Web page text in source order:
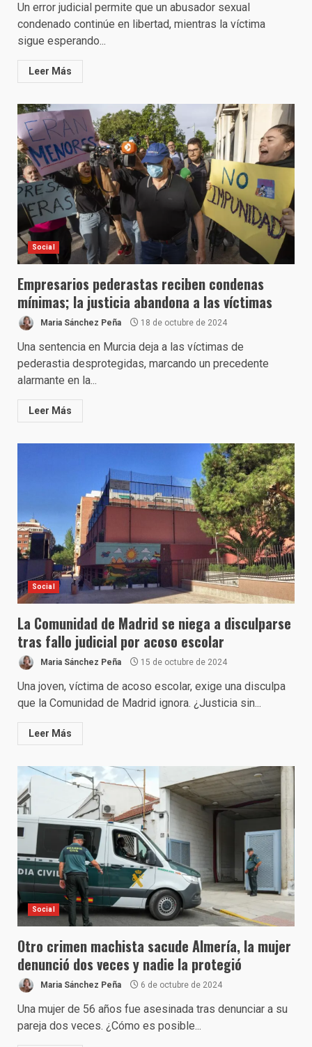
Un error judicial permite que un abusador sexual
condenado continúe en libertad, mientras la víctima
sigue esperando...
Leer Más
Social
Empresarios pederastas reciben condenas
mínimas; la justicia abandona a las víctimas
Maria Sánchez Peña 18 de octubre de 2024
Una sentencia en Murcia deja a las víctimas de
pederastia desprotegidas, marcando un precedente
alarmante en la...
Leer Más
Social
La Comunidad de Madrid se niega a disculparse
tras fallo judicial por acoso escolar
Maria Sánchez Peña 15 de octubre de 2024
Una joven, víctima de acoso escolar, exige una disculpa
que la Comunidad de Madrid ignora. ¿Justicia sin...
Leer Más
Social
Otro crimen machista sacude Almería, la mujer
denunció dos veces y nadie la protegió
Maria Sánchez Peña 6 de octubre de 2024
Una mujer de 56 años fue asesinada tras denunciar a su
pareja dos veces. ¿Cómo es posible...